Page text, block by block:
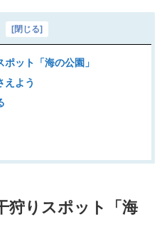
[閉じる]
ット「海の公園」
えよう
狩りスポット「海